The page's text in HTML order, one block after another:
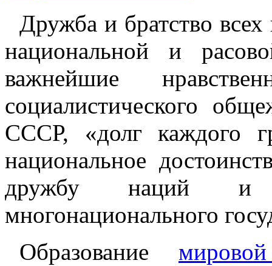
Дружба и братство
национальной и
важнейшие
социалистического
СССР, «долг каждого
национальное
дружбу наций и
многонационального
Образование